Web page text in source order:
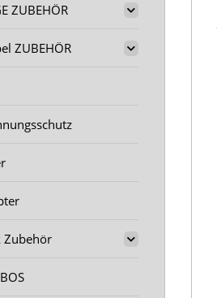
ZUBEHÖR
ZUBEHÖR
Zubehör